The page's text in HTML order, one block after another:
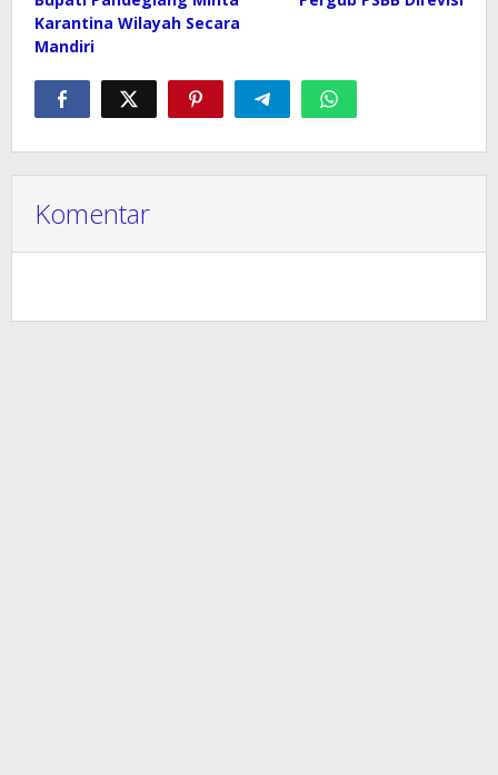
Karantina Wilayah Secara
Mandiri
Komentar